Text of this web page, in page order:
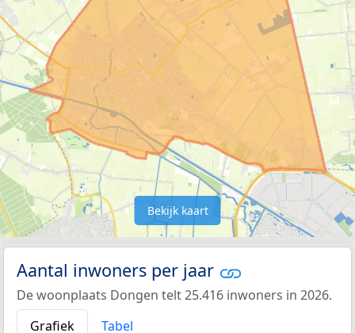
Bekijk kaart
Aantal inwoners per jaar
De woonplaats Dongen telt 25.416 inwoners in 2026.
Grafiek
Tabel